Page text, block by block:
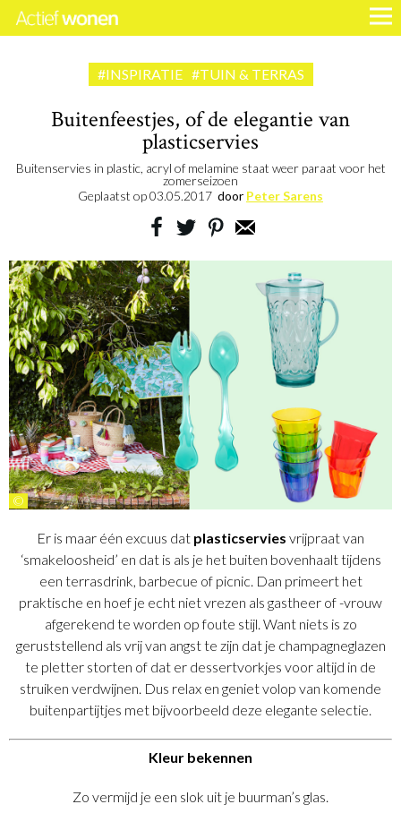
#INSPIRATIE #TUIN & TERRAS
Buitenfeestjes, of de elegantie van
plasticservies
Buitenservies in plastic, acryl of melamine staat weer paraat voor het
zomerseizoen
Geplaatst op03.05.2017 door Peter Sarens
©
Er is maar één excuus dat plasticservies vrijpraat van
‘smakeloosheid’ en dat is als je het buiten bovenhaalt tijdens
een terrasdrink, barbecue of picnic. Dan primeert het
praktische en hoef je echt niet vrezen als gastheer of -vrouw
afgerekend te worden op foute stijl. Want niets is zo
geruststellend als vrij van angst te zijn dat je champagneglazen
te pletter storten of dat er dessertvorkjes voor altijd in de
struiken verdwijnen. Dus relax en geniet volop van komende
buitenpartijtjes met bijvoorbeeld deze elegante selectie.
Kleur bekennen
Zo vermijd je een slok uit je buurman’s glas.